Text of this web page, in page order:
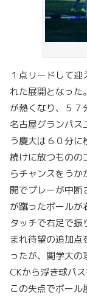
１点リードして
れた展開となった
が熱くなり、５７
名古屋グランパス
う慶大は６０分
続けに放つものの
らチャンスをう
開でプレーが中断
が蹴ったボールが
タッチで右足で
まれ待望の追加点
ったが、関学大
CKから浮き球パ
この失点でボー